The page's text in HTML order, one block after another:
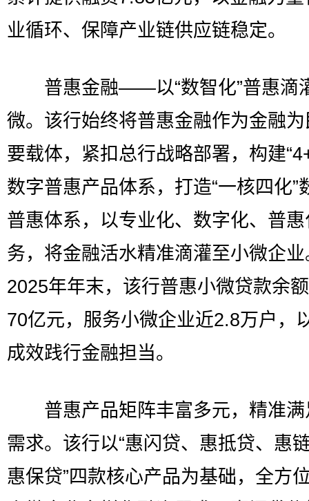
业循环、保障产业链供应链稳定。
普惠金融——以“数智化”普惠滴
微。该行始终将普惠金融作为金融
要载体，紧扣总行战略部署，构建
数字普惠产品体系，打造“一核四化”
普惠体系，以专业化、数字化、普
务，将金融活水精准滴灌至小微企
2025年年末，该行普惠小微贷款余
70亿元，服务小微企业近2.8万户，
成效践行金融担当。
普惠产品矩阵丰富多元，精准满
需求。该行以“惠闪贷、惠抵贷、惠
惠保贷”四款核心产品为基础，全方